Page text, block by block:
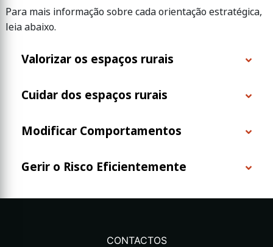
Para mais informação sobre cada orientação estratégica,
leia abaixo.
Valorizar os espaços rurais
Cuidar dos espaços rurais
Modificar Comportamentos
Gerir o Risco Eficientemente
CONTACTOS